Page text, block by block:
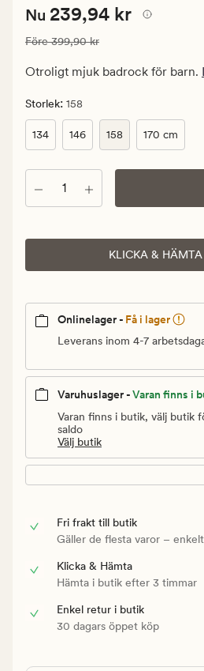
Nuvarande
239,94
kr.
pris
399,90
kr
Nuvarande pris
Nu 239,94 kr
Ordinarie pris 399,90 kr
Före399,90 kr
Otroligt mjuk badrock för barn.
Storlek: 158
134 146 158 170 cm
Antal
KLICKA &
Onlinelager - Få i lager
Leverans inom 4-7
Varuhuslager -Varan finns i
Varan finns i butik, välj butik
saldo
Välj butik
Fri frakt till butik
Gäller de flesta varor –
Klicka & Hämta
Hämta i butik efter 3 timmar
Enkel retur i butik
30 dagars öppet köp